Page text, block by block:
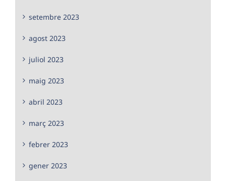
setembre 2023
agost 2023
juliol 2023
maig 2023
abril 2023
març 2023
febrer 2023
gener 2023